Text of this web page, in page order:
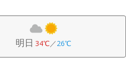
明日 34℃／26℃